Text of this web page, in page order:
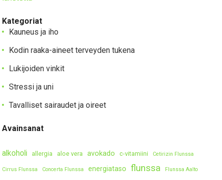
Kategoriat
Kauneus ja iho
Kodin raaka-aineet terveyden tukena
Lukijoiden vinkit
Stressi ja uni
Tavalliset sairaudet ja oireet
Avainsanat
alkoholi allergia aloe vera avokado c-vitamiini Cetirizin Flunssa
Cirrus Flunssa Concerta Flunssa energiataso flunssa Flunssa Aalto